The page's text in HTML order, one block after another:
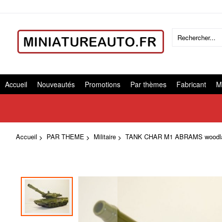
Accueil Nouveautés Promotions Par thèmes Fabricant
Accueil PAR THEME Militaire TANK CHAR M1 ABRAMS
Skip
the